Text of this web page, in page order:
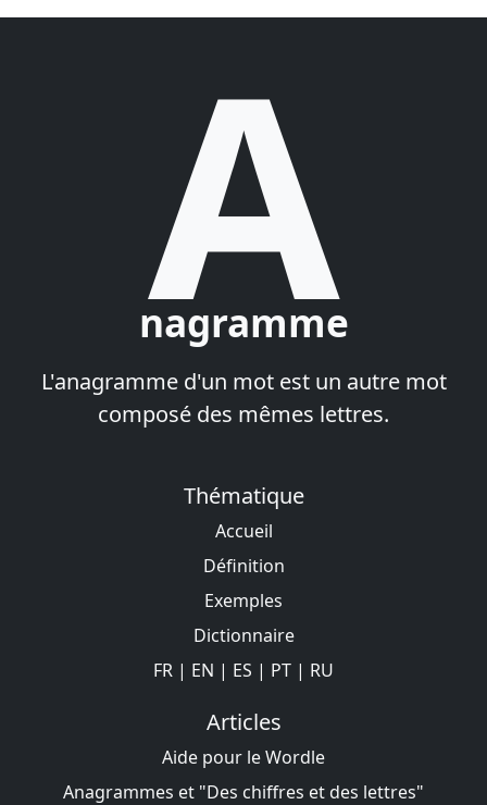
A
nagramme
L'anagramme d'un mot est un autre mot
composé des mêmes lettres.
Thématique
Accueil
Définition
Exemples
Dictionnaire
FR | EN | ES | PT | RU
Articles
Aide pour le Wordle
Anagrammes et "Des chiffres et des lettres"